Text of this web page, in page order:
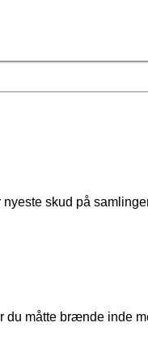
skud på
måtte brænde inde